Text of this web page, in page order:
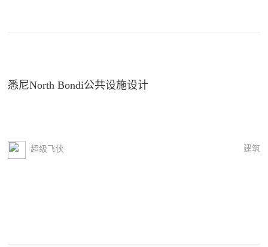
悉尼North Bondi公共设施设计
超级飞侠 建筑